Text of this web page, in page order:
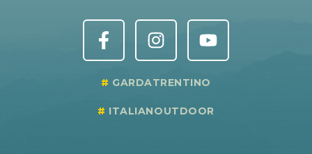
GARDATRENTINO
ITALIANOUTDOOR